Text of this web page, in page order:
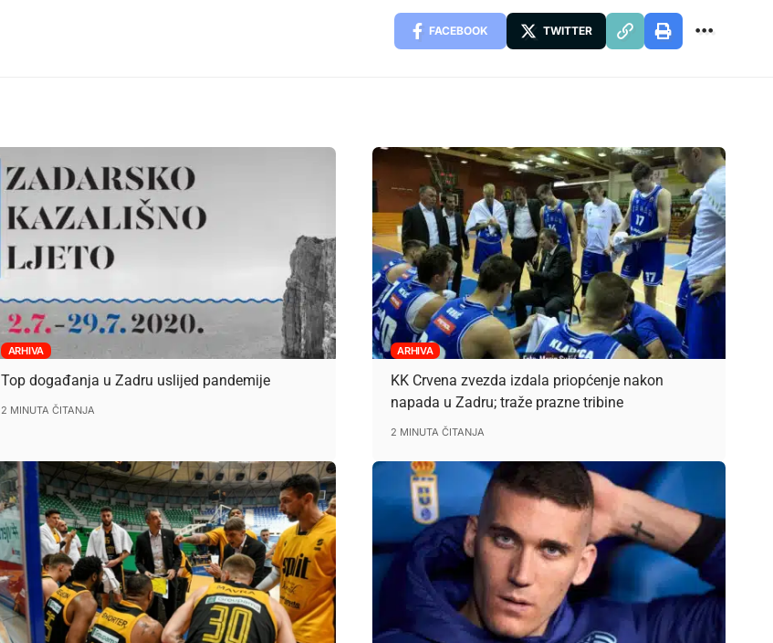
FACEBOOK TWITTER
ARHIVA
Top događanja u Zadru uslijed pandemije
2 MINUTA ČITANJA
ARHIVA
KK Crvena zvezda izdala priopćenje nakon
napada u Zadru; traže prazne tribine
2 MINUTA ČITANJA